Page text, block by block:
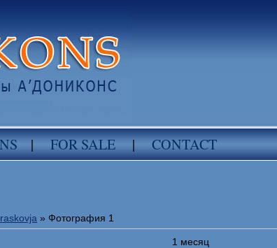
|FOR SALE|CONTACT
» Фотография 1
1 месяц